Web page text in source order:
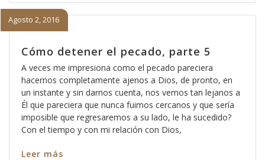
Cómo detener el pecado, parte 5
Agosto 2, 2016
A veces me impresiona como el pecado pareciera
hacernos completamente ajenos a Dios, de pronto, en
un instante y sin darnos cuenta, nos vemos tan lejanos a
Él que pareciera que nunca fuimos cercanos y que sería
imposible que regresaremos a su lado, le ha sucedido?
Con el tiempo y con mi relación con Dios,
Leer más